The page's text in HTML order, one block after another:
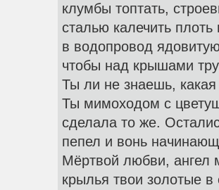
клумбы топтать,
сталью калечить
в водопровод
чтобы над крышами
Ты ли не знаешь,
Ты мимоходом с
сделала то же.
пепел и вонь
Мёртвой любви, ангел
крылья твои золотые в